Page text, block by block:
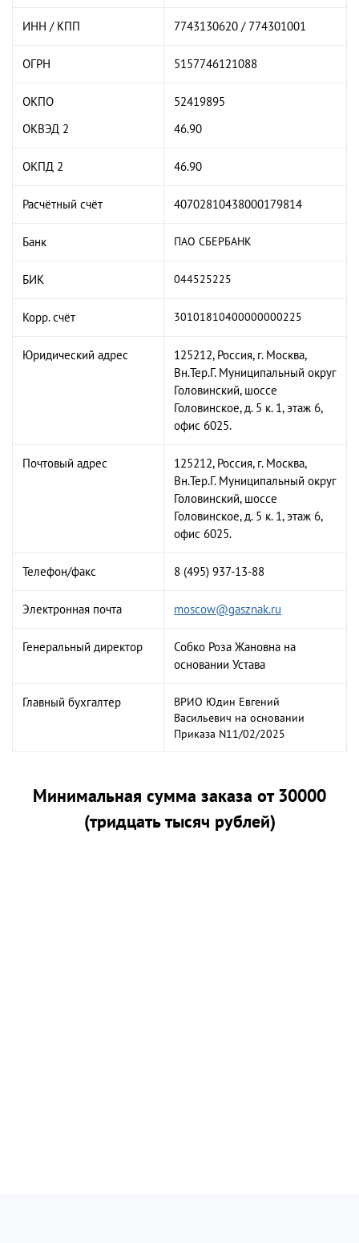
ИНН / КПП 7743130620 / 774301001
ОГРН 5157746121088
ОКПО
ОКВЭД 2
52419895
46.90
ОКПД 2 46.90
Расчётный счёт 40702810438000179814
Банк ПАО СБЕРБАНК
БИК 044525225
Корр. счёт 30101810400000000225
Юридический адрес
125212, Россия, г. Москва,
Вн.Тер.Г. Муниципальный округ
Головинский, шоссе
Головинское, д. 5 к. 1, этаж 6,
офис 6025.
Почтовый адрес
125212, Россия, г. Москва,
Вн.Тер.Г. Муниципальный округ
Головинский, шоссе
Головинское, д. 5 к. 1, этаж 6,
офис 6025.
Телефон/факс 8 (495) 937-13-88
Электронная почта moscow@gasznak.ru
Генеральный директор
Собко Роза Жановна на
основании Устава
Главный бухгалтер
ВРИО Юдин Евгений
Васильевич на основании
Приказа N11/02/2025
Минимальная сумма заказа от 30000
(тридцать тысяч рублей)